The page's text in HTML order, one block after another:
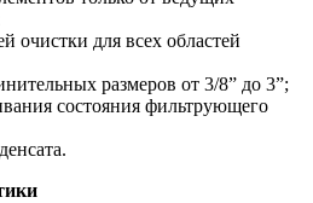
очистки для всех областей
размеров от 3/8” до 3”;
состояния фильтрующего